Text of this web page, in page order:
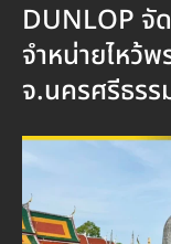
DUNLOP จั
จำหน่ายไหว้พ
จ.นครศรีธรร